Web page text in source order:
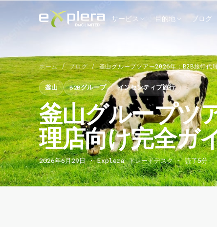
サービス 目的地 ブログ
ホーム / ブログ / 釜山グループツアー2026年：B2B旅行代
釜山 B2Bグループ インセンティブ旅行
釜山グループツ
理店向け完全ガ
2026年6月29日 · Explera トレードデスク · 読了5分